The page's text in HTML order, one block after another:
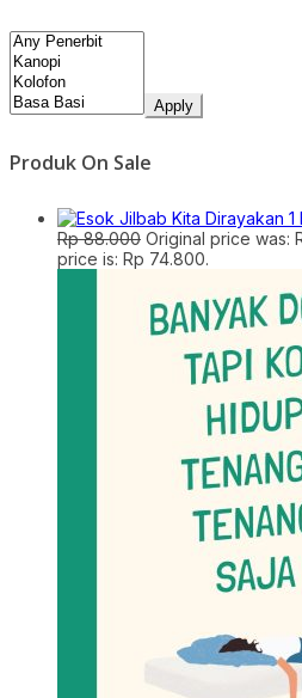
Apply
Produk On Sale
Rp88.000 Original price was:
price is: Rp 74.800.